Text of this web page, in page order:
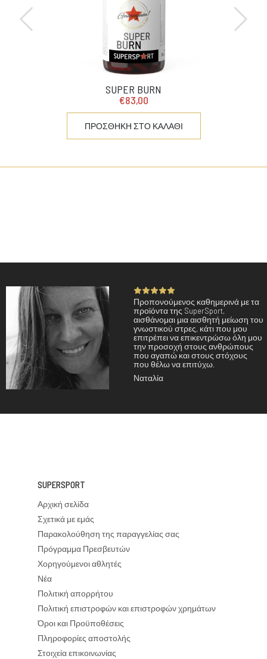
SUPER BURN
€83,00
ΠΡΟΣΘΗΚΗ ΣΤΟ ΚΑΛΑΘΙ
Προπονούμενος καθημερινά με τα
προϊόντα της SuperSport,
αισθάνομαι μια αισθητή μείωση του
γνωστικού στρες, κάτι που μου
επιτρέπει να επικεντρώσω όλη μου
την προσοχή στους ανθρώπους
που αγαπώ και στους στόχους
που θέλω να επιτύχω.
Ναταλία
SUPERSPORT
Αρχική σελίδα
Σχετικά με εμάς
Παρακολούθηση της παραγγελίας σας
Πρόγραμμα Πρεσβευτών
Χορηγούμενοι αθλητές
Νέα
Πολιτική απορρήτου
Πολιτική επιστροφών και επιστροφών χρημάτων
Όροι και Προϋποθέσεις
Πληροφορίες αποστολής
Στοιχεία επικοινωνίας